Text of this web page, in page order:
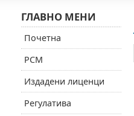
ГЛАВНО МЕНИ
Почетна
РСМ
Издадени лиценци
Регулатива